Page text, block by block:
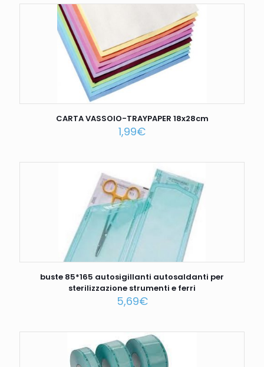
CARTA VASSOIO-TRAYPAPER 18x28cm
1,99€
buste 85*165 autosigillanti autosaldanti per
sterilizzazione strumenti e ferri
5,69€